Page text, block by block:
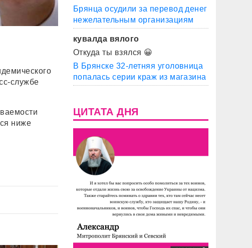
службе
ниже
Брянца осудили за перевод денег
нежелательным организациям
кувалда вялого
Откуда ты взялся 😀
В Брянске 32-летняя уголовница
попалась серии краж из магазина
ЦИТАТА ДНЯ